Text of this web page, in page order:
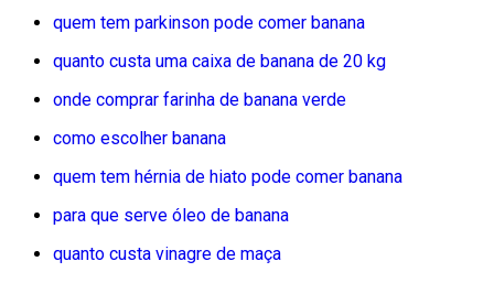
quem tem parkinson pode comer banana
quanto custa uma caixa de banana de 20 kg
onde comprar farinha de banana verde
como escolher banana
quem tem hérnia de hiato pode comer banana
para que serve óleo de banana
quanto custa vinagre de maça